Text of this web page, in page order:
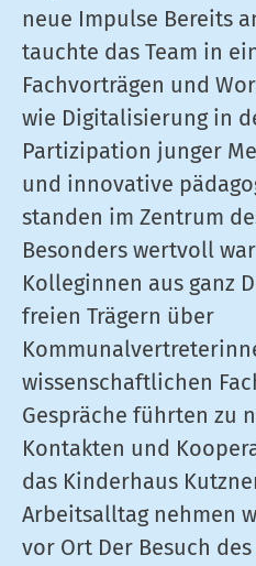
neue Impulse Bereits
tauchte das Team in
Fachvorträgen und
wie Digitalisierung in
Partizipation junger
und innovative
standen im Zentrum
Besonders wertvoll
Kolleginnen aus ganz
freien Trägern über
wissenschaftlichen
Gespräche führten zu
Kontakten und
das Kinderhaus
Arbeitsalltag nehmen
vor Ort Der Besuch